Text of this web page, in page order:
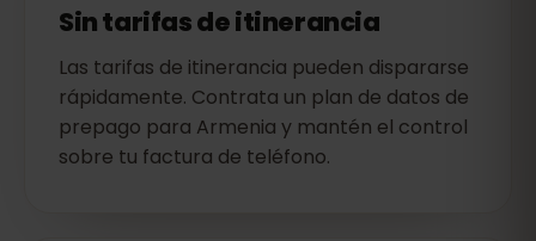
Sin tarifas de itinerancia
Las tarifas de itinerancia pueden dispararse
rápidamente. Contrata un plan de datos de
prepago para Armenia y mantén el control
sobre tu factura de teléfono.